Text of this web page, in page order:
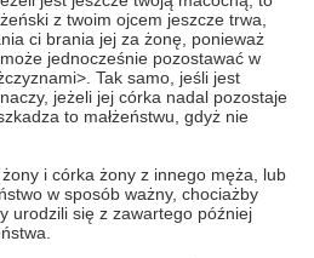
z twoim ojcem jeszcze trwa,
ci brania jej za żonę, ponieważ
jednocześnie pozostawać w
Tak samo, jeśli jest
jeżeli jej córka nadal pozostaje
to małżeństwu, gdyż nie
i córka żony z innego męża, lub
w sposób ważny, chociażby
urodzili się z zawartego później